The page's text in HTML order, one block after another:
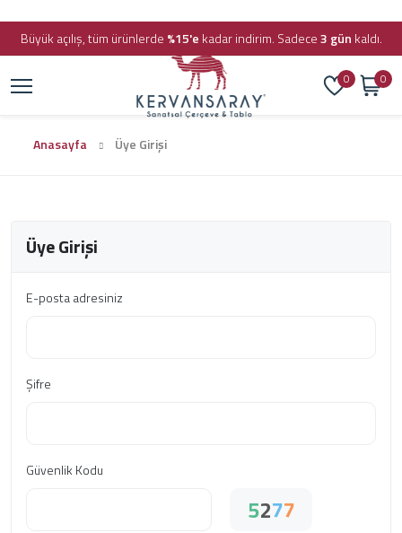
Büyük açılış, tüm ürünlerde %15'e kadar indirim. Sadece3 gün kaldı.
0 0
Anasayfa Üye Girişi
Üye Girişi
E-posta adresiniz
Şifre
Güvenlik Kodu
5277